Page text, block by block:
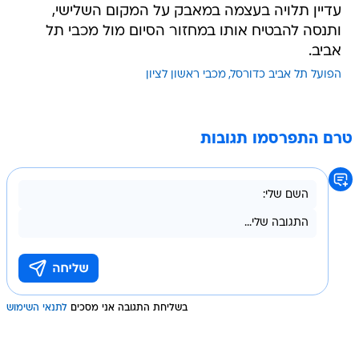
עדיין תלויה בעצמה במאבק על המקום השלישי,
ותנסה להבטיח אותו במחזור הסיום מול מכבי תל
אביב.
הפועל תל אביב כדורסל מכבי ראשון לציון
טרם התפרסמו תגובות
בשליחת התגובה אני מסכים לתנאי השימוש